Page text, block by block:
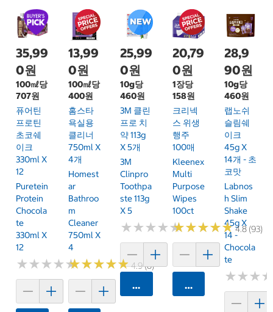
35,99
0원
100㎖당
707원
퓨어틴
프로틴
초코쉐
이크
330ml X
12
Puretein
Protein
Chocola
Te
330ml X
12
★★★★★
★★★★★
13,99
0원
100㎖당
400원
홈스타
욕실용
클리너
750ml X
4개
Homest
Ar
Bathroo
M
Cleaner
750ml X
4
★★★★★
★★★★★4.9 (8)
25,99
0원
10g당
460원
3M 클린
프로 치
약 113g
X 5개
3M
Clinpro
Toothpa
Ste 113g
X 5
★★★★★
★★★★★
카트에 담기
20,79
0원
1장당
158원
크리넥
스 위생
행주
100매
Kleenex
Multi
Purpose
Wipes
100ct
★★★★★
★★★★★4.8 (93)
카트에 담기
28,9
90원
10g당
460원
랩노쉬
슬림쉐
이크
45g X
14개 - 초
코맛
Labnos
H Slim
Shake
45g X
14 -
Chocola
Te
★★★
★★★